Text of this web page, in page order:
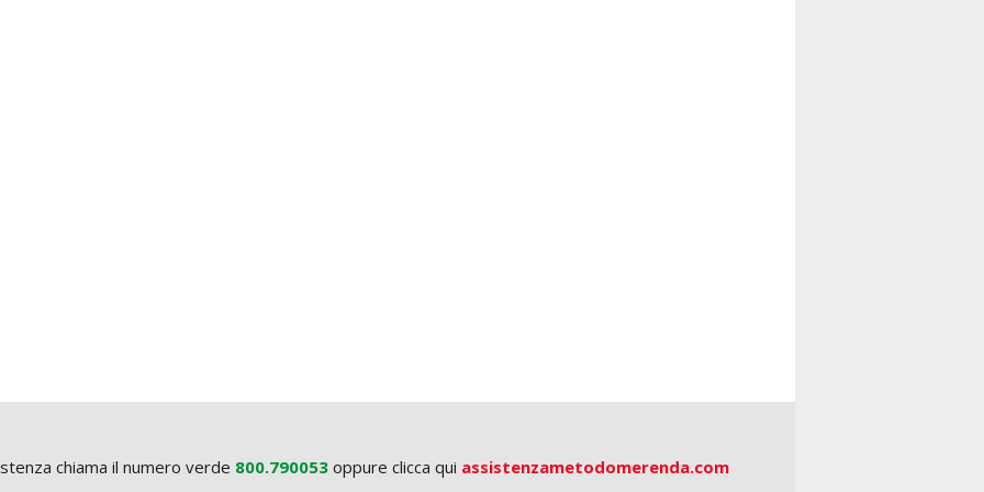
chiama il numero verde 800.790053oppure clicca qui assistenzametodomerenda.com